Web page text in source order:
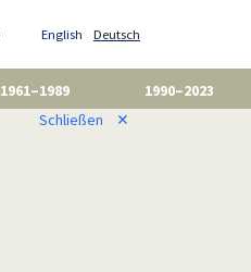
English Deutsch
1961–1989
1990–2023
Schließen ✕